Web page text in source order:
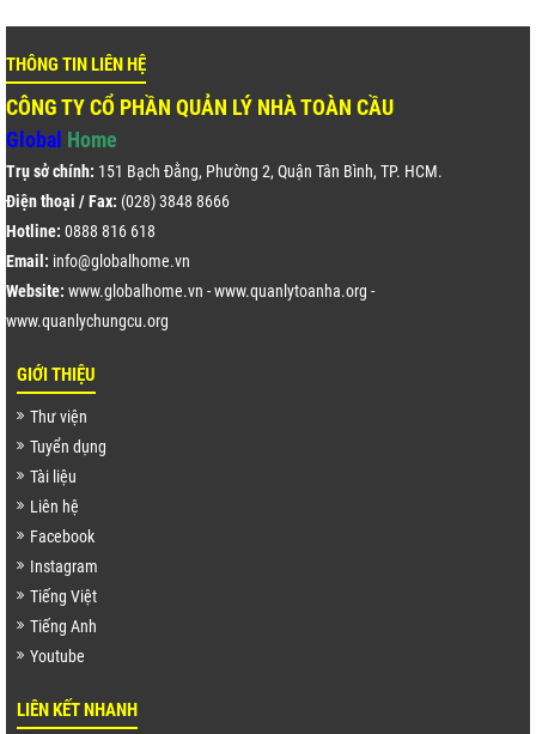
THÔNG TIN LIÊN HỆ
CÔNG TY CỔ PHẦN QUẢN LÝ NHÀ TOÀN CẦU
Global Home
Trụ sở chính: 151 Bạch Đằng, Phường 2, Quận Tân Bình, TP. HCM.
Điện thoại / Fax: (028) 3848 8666
Hotline: 0888 816 618
Email: info@globalhome.vn
Website: www.globalhome.vn -www.quanlytoanha.org -
www.quanlychungcu.org
GIỚI THIỆU
Thư viện
Tuyển dụng
Tài liệu
Liên hệ
Facebook
Instagram
Tiếng Việt
Tiếng Anh
Youtube
LIÊN KẾT NHANH